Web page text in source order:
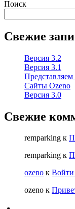
Поиск
Свежие
Версия 3.2
Версия 3.1
Сайты Ozeno
Версия 3.0
Свежие
remparking к
remparking к
ozeno к Войти
ozeno к